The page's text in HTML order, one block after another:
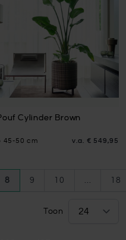
Cylinder Brown
45-50 cm v.a. € 549,95
U lees momenteel pagina
8 Pagina
9 Pagina
10 ... 18
Toon